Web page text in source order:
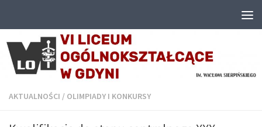
AKTUALNOŚCI / OLIMPIADY I KONKURSY